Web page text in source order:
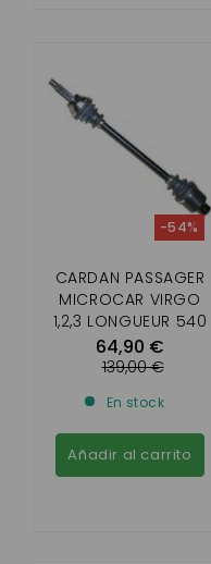
CARDAN PASSAGER
MICROCAR VIRGO
1,2,3 LONGUEUR 540
MM
64,90 €
-54%
139,00 €
En stock
Añadir al carrito